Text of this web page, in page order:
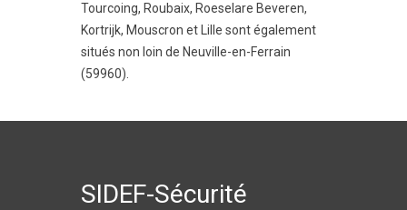
Tourcoing, Roubaix, Roeselare Beveren,
Kortrijk, Mouscron et Lille sont également
situés non loin de Neuville-en-Ferrain
(59960).
SIDEF-Sécurité